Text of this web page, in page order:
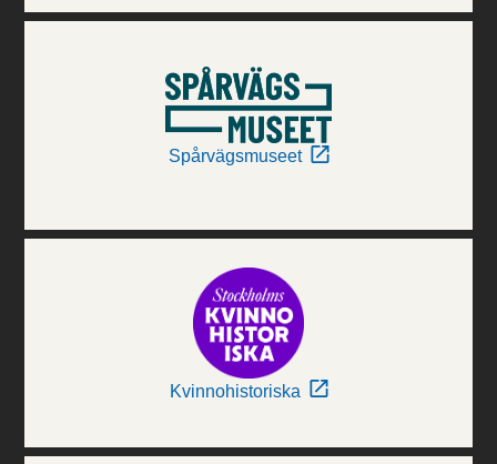
Spårvägsmuseet
Kvinnohistoriska